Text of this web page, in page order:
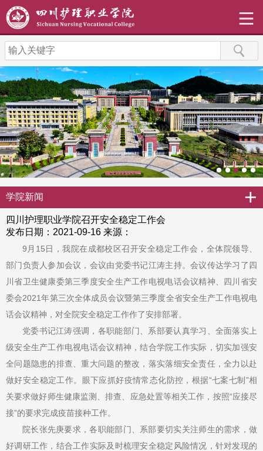
学院新闻 +
四川护理职业学院召开安全稳定工作会
发布日期：2021-09-16 来源：
9月15日，我院在成都校区召开安全稳定工作会，全体院领导、
部门负责人参加会议，会议由党委书记江涛主持。会议传达学习了四
川省卫生健康委第三季度安全生产工作电视电话会议精神、四川省安
委会2021年第三次全体成员会议暨第三季度全省安全生产工作电视电
话会议精神，对全院安全稳定工作作了安排部署。
党委书记江涛强调，各职能部门、系部要认真学习、全面落实上
级安全生产工作电视电话会议精神，结合学院工作实际，切实加强安
全问题隐患的排查、重大问题的整改，落实落细安全责任，全力以赴
做好安全稳定工作。眼下应抓好疫情常态化防控，根据“七案七制”相
关要求做好师生健康监测、排查、应急处置等相关工作，按照“应接尽
接”的要求完成疫苗接种工作。
院长张先庚要求，各职能部门、系部要切实关注师生的需求，做
好调研工作，结合工作实际及时梳理安全稳定风险情况，针对发现的